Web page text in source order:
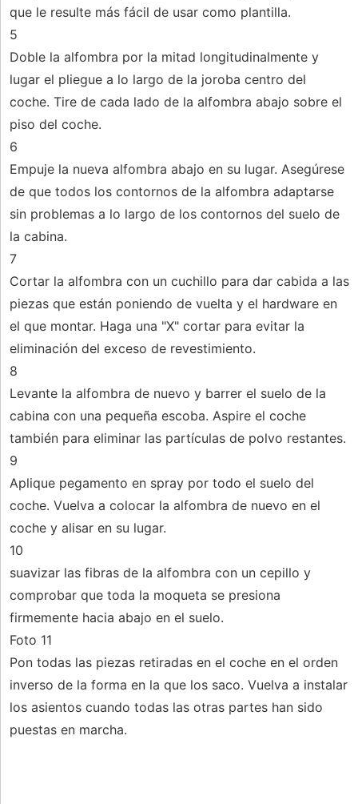
que le resulte más fácil de usar como plantilla.
5
Doble la alfombra por la mitad longitudinalmente y
lugar el pliegue a lo largo de la joroba centro del
coche. Tire de cada lado de la alfombra abajo sobre el
piso del coche.
6
Empuje la nueva alfombra abajo en su lugar. Asegúrese
de que todos los contornos de la alfombra adaptarse
sin problemas a lo largo de los contornos del suelo de
la cabina.
7
Cortar la alfombra con un cuchillo para dar cabida a las
piezas que están poniendo de vuelta y el hardware en
el que montar. Haga una "X" cortar para evitar la
eliminación del exceso de revestimiento.
8
Levante la alfombra de nuevo y barrer el suelo de la
cabina con una pequeña escoba. Aspire el coche
también para eliminar las partículas de polvo restantes.
9
Aplique pegamento en spray por todo el suelo del
coche. Vuelva a colocar la alfombra de nuevo en el
coche y alisar en su lugar.
10
suavizar las fibras de la alfombra con un cepillo y
comprobar que toda la moqueta se presiona
firmemente hacia abajo en el suelo.
Foto 11
Pon todas las piezas retiradas en el coche en el orden
inverso de la forma en la que los saco. Vuelva a instalar
los asientos cuando todas las otras partes han sido
puestas en marcha.